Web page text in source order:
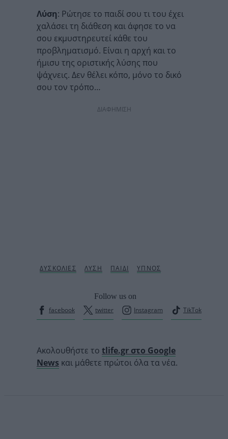
Λύση: Ρώτησε το παιδί σου τι του έχει
χαλάσει τη διάθεση και άφησε το να
σου εκμυστηρευτεί κάθε του
προβληματισμό. Είναι η αρχή και το
ήμισυ της οριστικής λύσης που
ψάχνεις. Δεν θέλει κόπο, μόνο το δικό
σου τον τρόπο…
ΔΙΑΦΗΜΙΣΗ
Follow us on
facebook
twitter Instagram TikTok
Ακολουθήστε το tlife.gr στο Google
News και μάθετε πρώτοι όλα τα νέα.